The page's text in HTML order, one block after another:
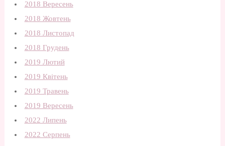
2018 Вересень
2018 Жовтень
2018 Листопад
2018 Грудень
2019 Лютий
2019 Квітень
2019 Травень
2019 Вересень
2022 Липень
2022 Серпень